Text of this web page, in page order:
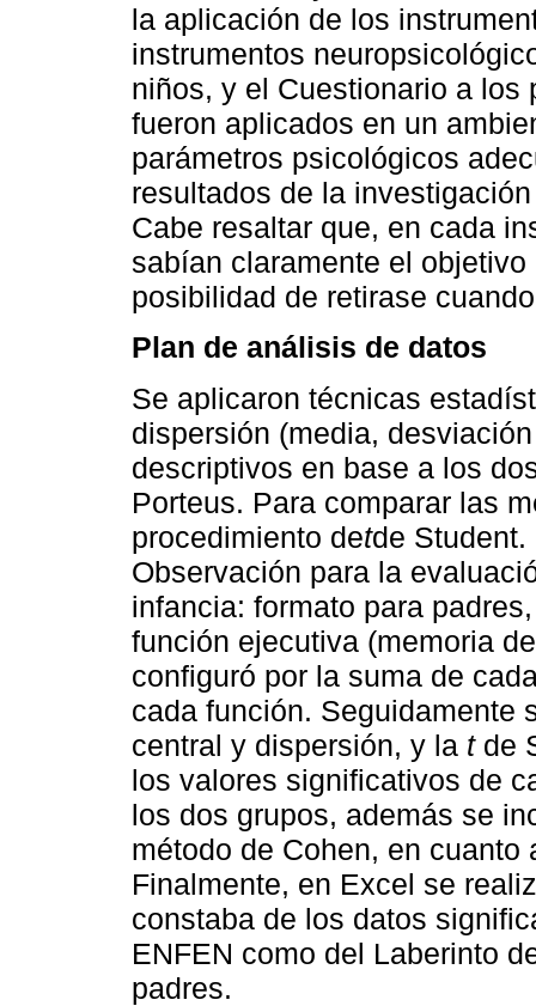
la aplicación de los
instrumentos
niños, y el Cuestionario a los
fueron aplicados en un
parámetros psicológicos
resultados de la
Cabe resaltar que, en cada
sabían claramente el
posibilidad de retirase
Plan de análisis de datos
Se aplicaron técnicas
dispersión (media,
descriptivos en base a los
Porteus. Para comparar las
procedimiento detde
Observación para la
infancia: formato para
función ejecutiva (memoria
configuró por la suma de
cada función. Seguidamente
central y dispersión, y la tde
los valores significativos de
los dos grupos, además se
método de Cohen, en
Finalmente, en Excel se
constaba de los datos
ENFEN como del Laberinto
padres.